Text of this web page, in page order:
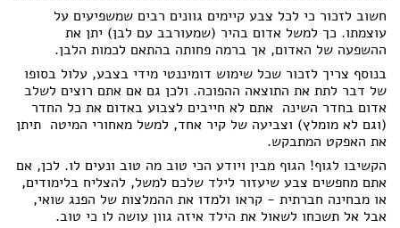
חשוב לזכור כי לכל צבע קיימים גוונים רבים שמשפיעים על
עוצמתו. כך למשל אדום בהיר (שמעורבב עם לבן) יתן את
ההשפעה של האדום, אך ברמה פחותה בהתאם לכמות הלבן.
בנוסף צריך לזכור שכל שימוש דומיננטי מידי בצבע, עלול בסופו
של דבר לתת את התוצאה ההפוכה. ולכן גם אם אתם רוצים לשלב
אדום בחדר השינה  אתם לא חייבים לצבוע באדום את כל החדר
(וגם לא מומלץ) וצביעה של קיר אחד, למשל מאחורי המיטה  תיתן
את האפקט המתבקש.
הקשיבו לגוף! הגוף מבין ויודע הכי טוב מה טוב ונעים לו. לכן, אם
אתם מחפשים צבע שיעזור לילד שלכם למשל, להצליח בלימודים,
או מבחינה חברתית - קראו ולמדו את ההמלצות של הפנג שואי,
אבל אל תשכחו לשאול את הילד איזה גוון עושה לו כי טוב.